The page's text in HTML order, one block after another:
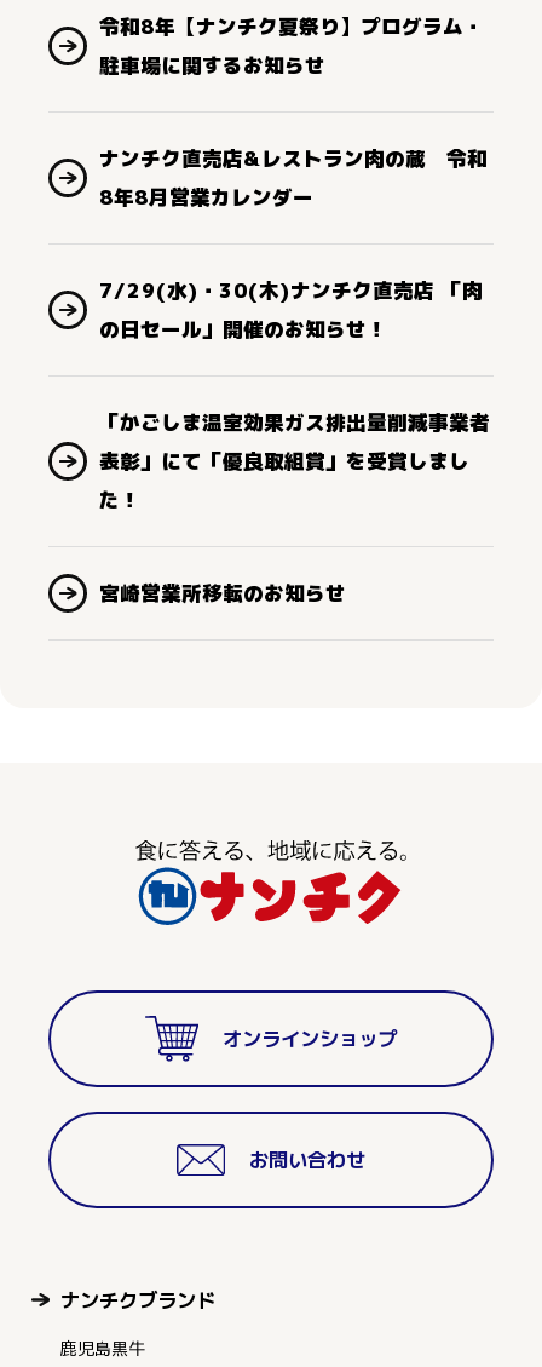
令和8年【ナンチク夏祭り】プログラム・
駐車場に関するお知らせ
ナンチク直売店&レストラン肉の蔵 令和
8年8月営業カレンダー
7/29(水)・30(木)ナンチク直売店 「肉
の日セール」開催のお知らせ！
「かごしま温室効果ガス排出量削減事業者
表彰」にて「優良取組賞」を受賞しまし
た！
宮崎営業所移転のお知らせ
オンラインショップ
お問い合わせ
ナンチクブランド
鹿児島黒牛